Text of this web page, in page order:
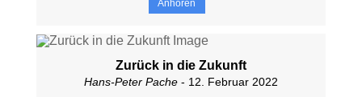
Anhören
Zurück in die Zukunft
Hans-Peter Pache- 12. Februar 2022